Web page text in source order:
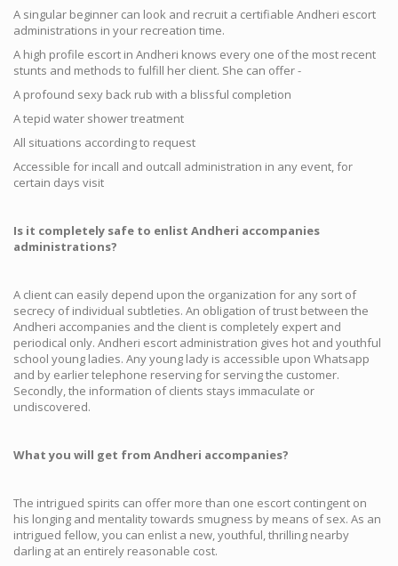
A singular beginner can look and recruit a certifiable Andheri escort
administrations in your recreation time.
A high profile escort in Andheri knows every one of the most recent
stunts and methods to fulfill her client. She can offer -
A profound sexy back rub with a blissful completion
A tepid water shower treatment
All situations according to request
Accessible for incall and outcall administration in any event, for
certain days visit
Is it completely safe to enlist Andheri accompanies
administrations?
A client can easily depend upon the organization for any sort of
secrecy of individual subtleties. An obligation of trust between the
Andheri accompanies and the client is completely expert and
periodical only. Andheri escort administration gives hot and youthful
school young ladies. Any young lady is accessible upon Whatsapp
and by earlier telephone reserving for serving the customer.
Secondly, the information of clients stays immaculate or
undiscovered.
What you will get from Andheri accompanies?
The intrigued spirits can offer more than one escort contingent on
his longing and mentality towards smugness by means of sex. As an
intrigued fellow, you can enlist a new, youthful, thrilling nearby
darling at an entirely reasonable cost.